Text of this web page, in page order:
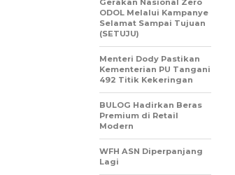
ODOL Melalui Kampanye
Selamat Sampai Tujuan
(SETUJU)
Menteri Dody Pastikan
Kementerian PU Tangani
492 Titik Kekeringan
BULOG Hadirkan Beras
Premium di Retail
Modern
WFH ASN Diperpanjang
Lagi